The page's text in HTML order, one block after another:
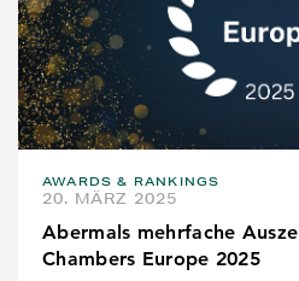
AWARDS & RANKINGS
20. MÄRZ 2025
Abermals mehrfache
Chambers Europe 2025